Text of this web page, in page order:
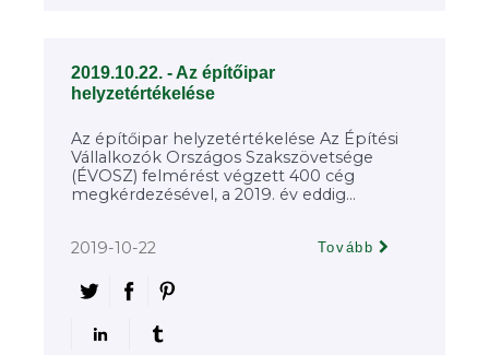
2019.10.22. - Az építőipar
helyzetértékelése
Az építőipar helyzetértékelése Az Építési
Vállalkozók Országos Szakszövetsége
(ÉVOSZ) felmérést végzett 400 cég
megkérdezésével, a 2019. év eddig...
2019-10-22 Tovább